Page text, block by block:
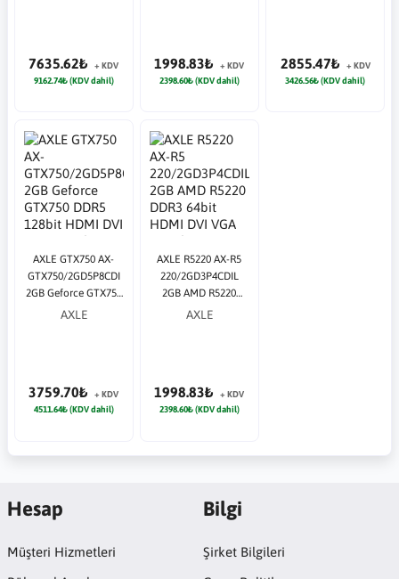
7635.62₺
+ KDV
9162.74₺ (KDV dahil)
1998.83₺
+ KDV
2398.60₺ (KDV dahil)
2855.47₺
+ KDV
3426.56₺ (KDV dahil)
AXLE GTX750 AX-
GTX750/2GD5P8CDI
2GB Geforce GTX750
DDR5 128bit HDMI
AXLE
3759.70₺
+ KDV
4511.64₺ (KDV dahil)
AXLE R5220 AX-R5
220/2GD3P4CDIL
2GB AMD R5220
DDR3 64bit HDMI
AXLE
1998.83₺
+ KDV
2398.60₺ (KDV dahil)
Hesap
Müşteri Hizmetleri
Bilgi
Şirket Bilgileri